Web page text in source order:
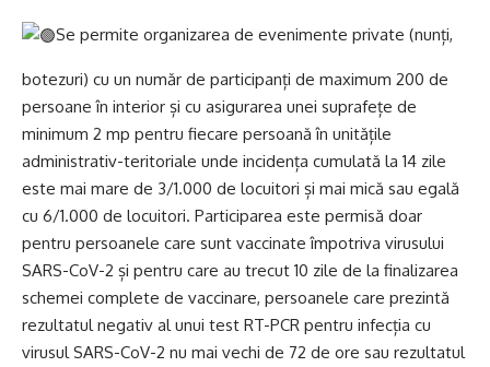
Se permite organizarea de evenimente private (nunți,
botezuri) cu un număr de participanți de maximum 200 de
persoane în interior și cu asigurarea unei suprafețe de
minimum 2 mp pentru fiecare persoană în unitățile
administrativ-teritoriale unde incidența cumulată la 14 zile
este mai mare de 3/1.000 de locuitori și mai mică sau egală
cu 6/1.000 de locuitori. Participarea este permisă doar
pentru persoanele care sunt vaccinate împotriva virusului
SARS-CoV-2 și pentru care au trecut 10 zile de la finalizarea
schemei complete de vaccinare, persoanele care prezintă
rezultatul negativ al unui test RT-PCR pentru infecția cu
virusul SARS-CoV-2 nu mai vechi de 72 de ore sau rezultatul